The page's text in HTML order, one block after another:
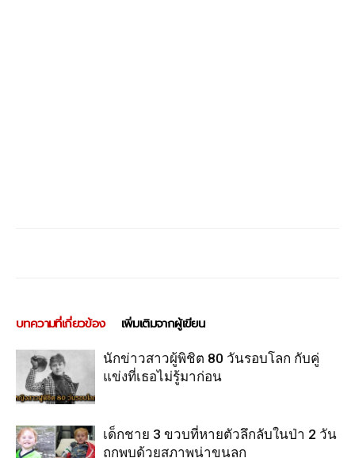
บทความที่เกี่ยวข้อง เพิ่มเติมจากผู้เขียน
นักข่าวสาวผู้พิชิต 80 วันรอบโลก กับคู่
แข่งที่เธอไม่รู้มาก่อน
เด็กชาย 3 ขวบที่หายตัวลึกลับในป่า 2 วัน
ถูกพบด้วยสภาพน่าขนลุก